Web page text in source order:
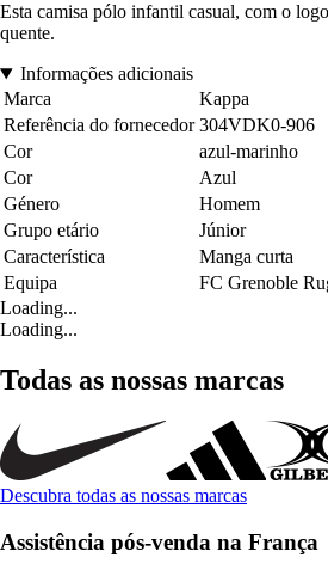
Esta camisa pólo infantil casual, com o
quente.
Informações adicionais
Marca
Kappa
Referência do fornecedor 304VDK0-906
Cor
azul-marinho
Cor
Azul
Género
Homem
Grupo etário
Júnior
Característica
Manga curta
Equipa
FC Grenoble
Loading...
Loading...
Todas as nossas marcas
Descubra todas as nossas marcas
Assistência pós-venda na França